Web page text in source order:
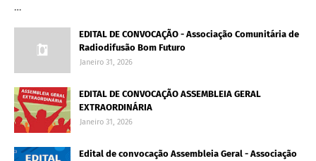
…
EDITAL DE CONVOCAÇÃO - Associação Comunitária de
Radiodifusão Bom Futuro
Janeiro 31, 2026
EDITAL DE CONVOCAÇÃO ASSEMBLEIA GERAL
EXTRAORDINÁRIA
Janeiro 31, 2026
Edital de convocação Assembleia Geral - Associação